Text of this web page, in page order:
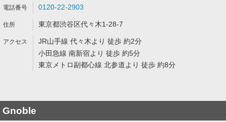
0120-22-2903
東京都渋谷区代々木1-28-7
JR山手線 代々木より 徒歩 約2分
小田急線 南新宿より 徒歩 約5分
東京メトロ副都心線 北参道より 徒歩 約8分
Gnoble